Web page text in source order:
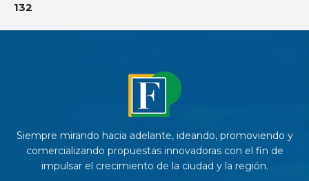
132
Siempre mirando hacia adelante, ideando, promoviendo y
comercializando propuestas innovadoras con el fin de
impulsar el crecimiento de la ciudad y la región.